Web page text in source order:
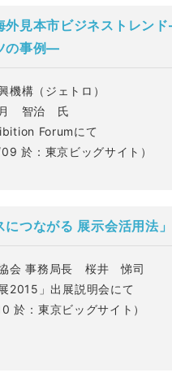
外見本市ビジネストレン
の事例—
機構（ジェトロ）
智治 氏
Forumにて
於：東京ビッグサイト）
につながる 展示会活用法」
協会 事務局長 桜井 悌司
2015」出展説明会にて
於：東京ビッグサイト）